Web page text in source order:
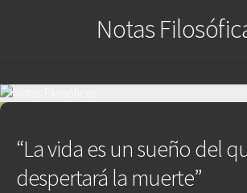
Notas
“La vida es un sueño del
despertará la muerte”